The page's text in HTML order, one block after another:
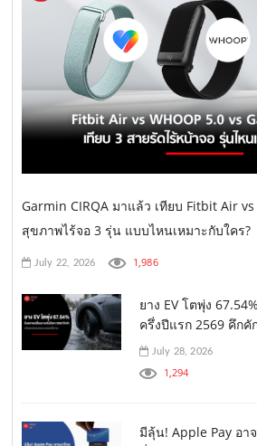
Garmin CIRQA มาแล้ว เทียบ Fitbit Air
สุขภาพไร้จอ 3 รุ่น แบบไหนเหมาะกับใคร?
July 22, 2026 1,986
ยาง EV โตพุ่ง
ครึ่งปีแรก 2569 คึก
July 28, 2026
1,294
มีลุ้น! Apple Pay อา